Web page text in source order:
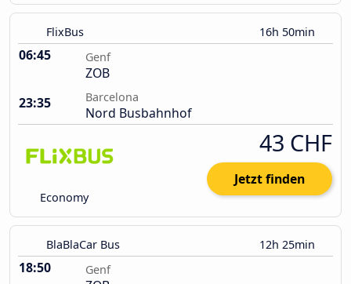
FlixBus 16h 50min
06:45 Genf
ZOB
23:35
Barcelona
Nord Busbahnhof
Economy
43 CHF
Jetzt finden
BlaBlaCar Bus 12h 25min
18:50 Genf